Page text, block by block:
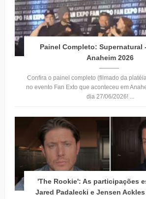
Painel Completo: Supernatural
Anaheim 2026
Confira o painel completo (filmado da
no evento Fan Exto que aconteceu em
dia 27/06/2026! ...
'The Rookie': As participações
Jared Padalecki e Jensen